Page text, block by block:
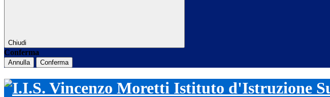
Chiudi
Conferma
Annulla Conferma
Istituto d'Istruzione